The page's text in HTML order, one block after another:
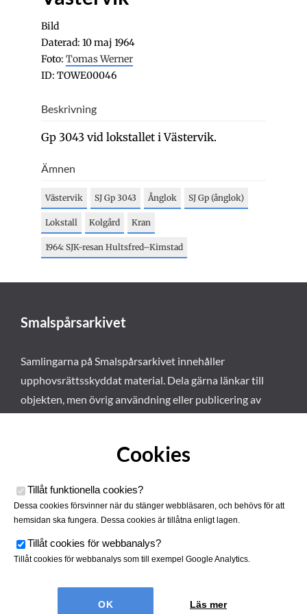
Bild
Daterad: 10 maj 1964
Foto: Tomas Werner
ID: TOWE00046
Beskrivning
Gp 3043 vid lokstallet i Västervik.
Ämnen
Västervik SJ Gp 3043 Ånglok SJ Gp (ånglok)
Lokstall Kolgård Kran
1964: SJK-resan Hultsfred–Kimstad
Smalspårsarkivet
Samlingarna på Smalspårsarkivet innehåller
upphovsrättsskyddat material. Dela gärna länkar till
objekten, men övrig användning eller publicering av
Smalspårsarkivet drivs av
Tjustbygdens Järnvägsförening
Cookies
Tillåt funktionella cookies?
Dessa cookies försvinner när du stänger webbläsaren, och behövs för att
hemsidan ska fungera. Dessa cookies är tillåtna enligt lagen.
Tillåt cookies för webbanalys?
Tillåt cookies för webbanalys som till exempel Google Analytics.
Läs mer